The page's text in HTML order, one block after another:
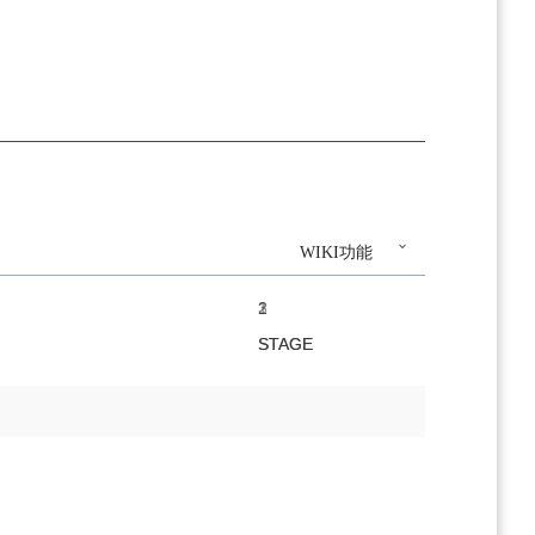
WIKI功能
1
STAGE
2
STAGE
3
STAGE
1
STAGE
2
STAGE
3
STAGE